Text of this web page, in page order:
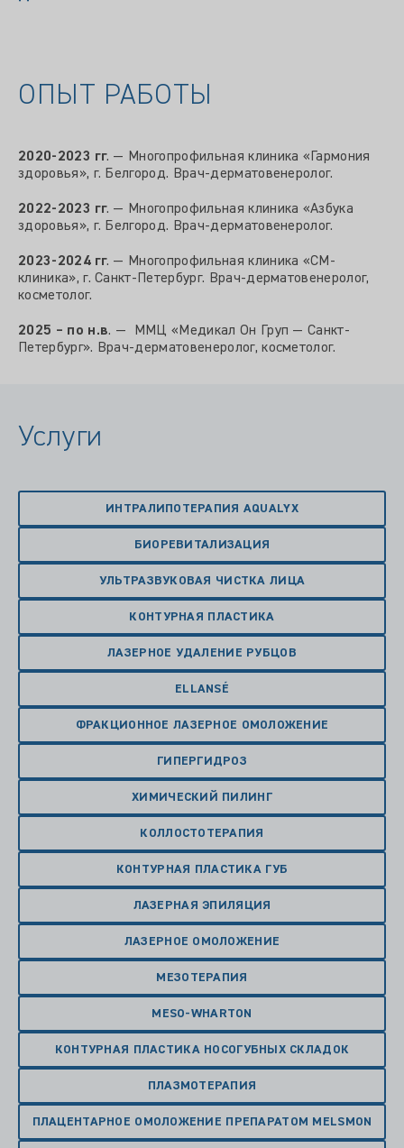
ОПЫТ РАБОТЫ
2020-2023 гг. — Многопрофильная клиника «Гармония
здоровья», г. Белгород. Врач-дерматовенеролог.
2022-2023 гг. — Многопрофильная клиника «Азбука
здоровья», г. Белгород. Врач-дерматовенеролог.
2023-2024 гг. — Многопрофильная клиника «СМ-
клиника», г. Санкт-Петербург. Врач-дерматовенеролог,
косметолог.
2025 – по н.в. — ММЦ «Медикал Он Груп — Санкт-
Петербург». Врач-дерматовенеролог, косметолог.
Услуги
ИНТРАЛИПОТЕРАПИЯ AQUALYX
БИОРЕВИТАЛИЗАЦИЯ
УЛЬТРАЗВУКОВАЯ ЧИСТКА ЛИЦА
КОНТУРНАЯ ПЛАСТИКА
ЛАЗЕРНОЕ УДАЛЕНИЕ РУБЦОВ
ELLANSÉ
ФРАКЦИОННОЕ ЛАЗЕРНОЕ ОМОЛОЖЕНИЕ
ГИПЕРГИДРОЗ
ХИМИЧЕСКИЙ ПИЛИНГ
КОЛЛОСТОТЕРАПИЯ
КОНТУРНАЯ ПЛАСТИКА ГУБ
ЛАЗЕРНАЯ ЭПИЛЯЦИЯ
ЛАЗЕРНОЕ ОМОЛОЖЕНИЕ
МЕЗОТЕРАПИЯ
MESO-WHARTON
КОНТУРНАЯ ПЛАСТИКА НОСОГУБНЫХ СКЛАДОК
ПЛАЗМОТЕРАПИЯ
ПЛАЦЕНТАРНОЕ ОМОЛОЖЕНИЕ ПРЕПАРАТОМ MELSMON